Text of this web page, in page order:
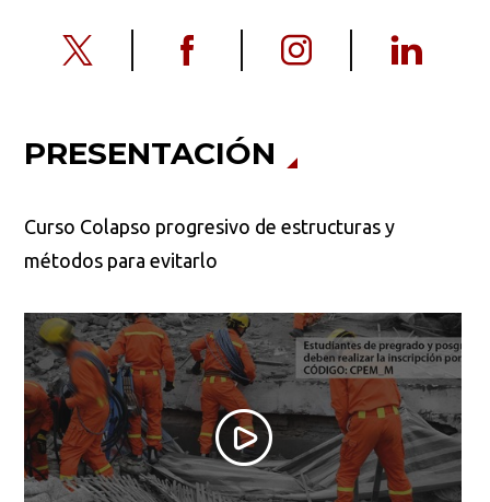
PRESENTACIÓN
Curso Colapso progresivo de estructuras y
métodos para evitarlo